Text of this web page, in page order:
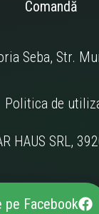
Comandă
Seba, Str.
Politica de
HAUS SRL,
pe Facebook